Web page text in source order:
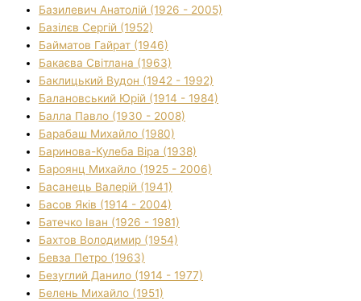
Базилевич Анатолій (1926 - 2005)
Базілєв Сергій (1952)
Байматов Гайрат (1946)
Бакаєва Світлана (1963)
Баклицький Вудон (1942 - 1992)
Балановський Юрій (1914 - 1984)
Балла Павло (1930 - 2008)
Барабаш Михайло (1980)
Баринова-Кулеба Віра (1938)
Бароянц Михайло (1925 - 2006)
Басанець Валерій (1941)
Басов Яків (1914 - 2004)
Батечко Іван (1926 - 1981)
Бахтов Володимир (1954)
Бевза Петро (1963)
Безуглий Данило (1914 - 1977)
Белень Михайло (1951)